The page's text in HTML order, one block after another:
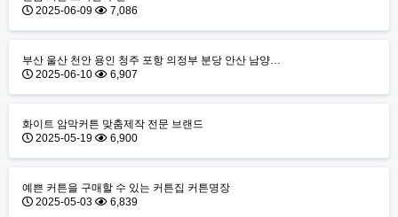
2025-06-09
7,086
부산 울산 천안 용인 청주 포항 의정부 분당 안산 남양…
2025-06-10
6,907
화이트 암막커튼 맞춤제작 전문 브랜드
2025-05-19
6,900
예쁜 커튼을 구매할 수 있는 커튼집 커튼명장
2025-05-03
6,839